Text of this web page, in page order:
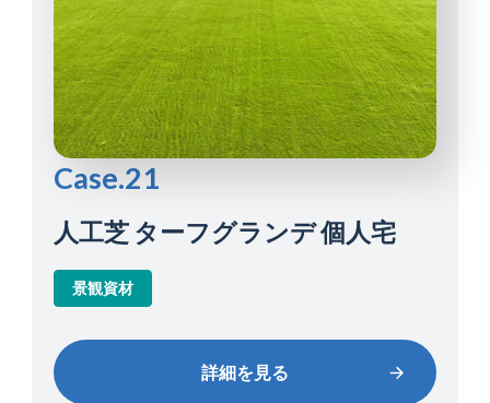
Case.21
人工芝 ターフグランデ 個人宅
景観資材
詳細を見る